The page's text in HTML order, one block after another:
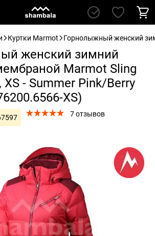
Куртки Marmot Горнолыжный женский
женский зимний
Marmot Sling
- Summer Pink/Berry
XS)
7 отзывов